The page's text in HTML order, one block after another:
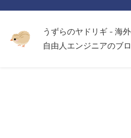
うずらのヤドリギ - 海
自由人エンジニアのブ